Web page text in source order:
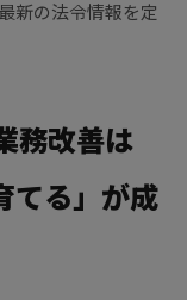
新の法令情報を定
務改善は
てる」が成